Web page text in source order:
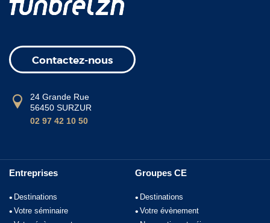
Contactez-nous
24 Grande Rue
56450 SURZUR
02 97 42 10 50
Entreprises
Destinations
Votre séminaire
Groupes CE
Destinations
Votre évènement